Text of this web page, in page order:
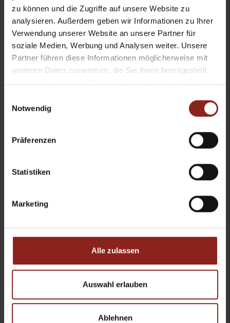
zu können und die Zugriffe auf unsere Website zu
analysieren. Außerdem geben wir Informationen zu Ihrer
Verwendung unserer Website an unsere Partner für
soziale Medien, Werbung und Analysen weiter. Unsere
Partner führen diese Informationen möglicherweise mit
weiteren Daten zusammen, die Sie ihnen bereitgestellt
haben oder die sie im Rahmen Ihrer Nutzung der Dienste
Notwendig
Präferenzen
Statistiken
Marketing
Alle zulassen
Auswahl erlauben
Ablehnen